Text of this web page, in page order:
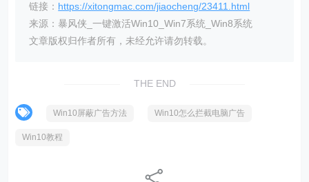
链接： https://xitongmac.com/jiaocheng/23411.html
来源：暴风侠_一键激活Win10_Win7系统_Win8系统
文章版权归作者所有，未经允许请勿转载。
THE END
Win10屏蔽广告方法 Win10怎么拦截电脑广告
Win10教程